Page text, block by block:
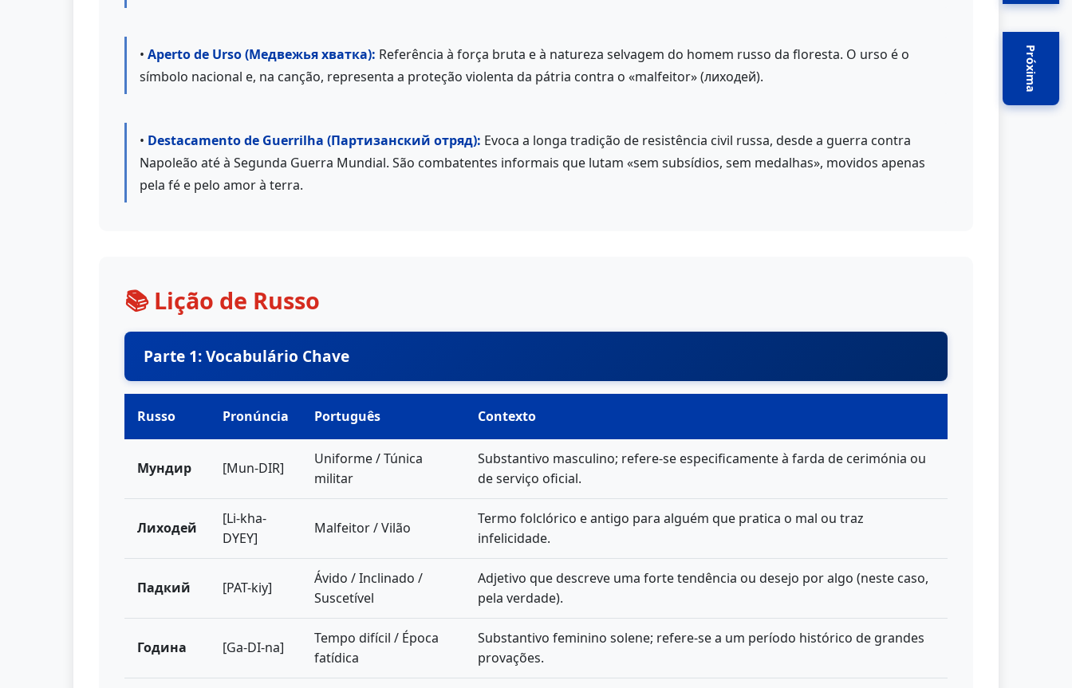
Próxima
• Aperto de Urso (Медвежья хватка): Referência à força bruta e à natureza selvagem do homem russo da floresta. O urso é o
símbolo nacional e, na canção, representa a proteção violenta da pátria contra o «malfeitor» (лиходей).
• Destacamento de Guerrilha (Партизанский отряд): Evoca a longa tradição de resistência civil russa, desde a guerra contra
Napoleão até à Segunda Guerra Mundial. São combatentes informais que lutam «sem subsídios, sem medalhas», movidos apenas
pela fé e pelo amor à terra.
📚 Lição de Russo
Parte 1: Vocabulário Chave
Russo Pronúncia Português Contexto
Мундир [Mun-DIR]
Uniforme / Túnica
militar
Substantivo masculino; refere-se especificamente à farda de cerimónia ou
de serviço oficial.
Лиходей
[Li-kha-
DYEY]
Malfeitor / Vilão
Termo folclórico e antigo para alguém que pratica o mal ou traz
infelicidade.
Падкий [PAT-kiy]
Ávido / Inclinado /
Suscetível
Adjetivo que descreve uma forte tendência ou desejo por algo (neste caso,
pela verdade).
Година [Ga-DI-na]
Tempo difícil / Época
fatídica
Substantivo feminino solene; refere-se a um período histórico de grandes
provações.